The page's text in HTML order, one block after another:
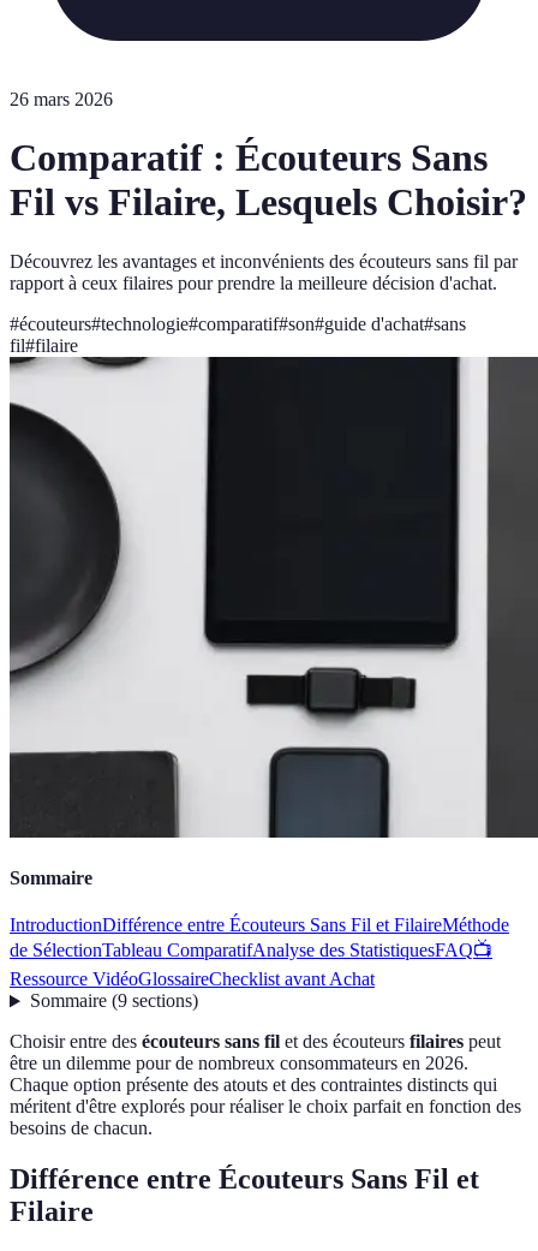
26 mars 2026
Comparatif : Écouteurs Sans
Fil vs Filaire, Lesquels Choisir?
Découvrez les avantages et inconvénients des écouteurs sans fil par
rapport à ceux filaires pour prendre la meilleure décision d'achat.
#écouteurs#technologie#comparatif#son#guide d'achat#sans
fil#filaire
Sommaire
IntroductionDifférence entre Écouteurs Sans Fil et FilaireMéthode
de SélectionTableau ComparatifAnalyse des StatistiquesFAQ📺
Ressource VidéoGlossaireChecklist avant Achat
Sommaire(9 sections)
Choisir entre des écouteurs sans fil et des écouteurs filaires peut
être un dilemme pour de nombreux consommateurs en 2026.
Chaque option présente des atouts et des contraintes distincts qui
méritent d'être explorés pour réaliser le choix parfait en fonction des
besoins de chacun.
Différence entre Écouteurs Sans Fil et
Filaire